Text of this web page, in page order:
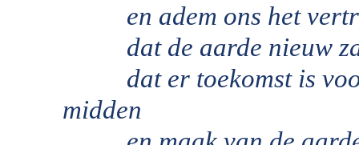
en adem ons het
dat de aarde nieuw
dat er toekomst is voor
midden